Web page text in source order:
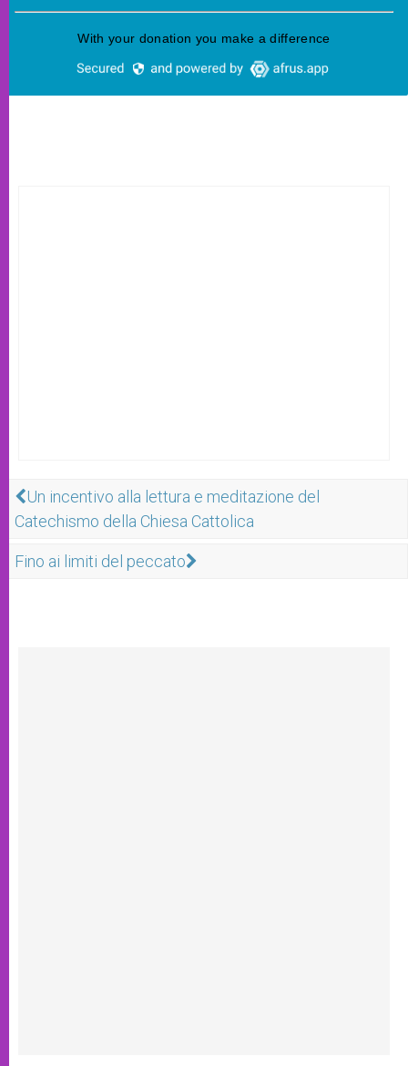
Un incentivo alla lettura e meditazione del
Catechismo della Chiesa Cattolica
Fino ai limiti del peccato